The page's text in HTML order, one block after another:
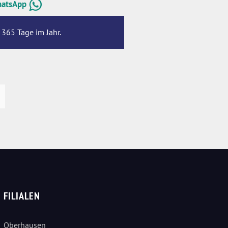
Tage im Jahr.
FILIALEN
Oberhausen